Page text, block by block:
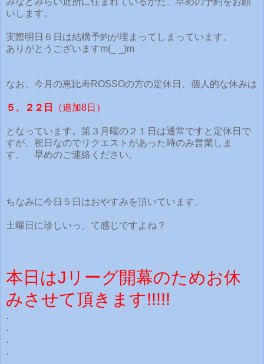
いします。
実際明日６日は結構予約が埋まってしまっています。
ありがとうございますm(_ _)m
なお、今月の恵比寿ROSSOの方の定休日、個人的な休みは
５、２２日 （追加8日）
となっています。第３月曜の２１日は通常ですと定休日で
すが、祝日なのでリクエストがあった時のみ営業しま
す。 早めのご連絡ください。
ちなみに今日５日はおやすみを頂いています。
土曜日に珍しいっ、て感じですよね？
本日はJリーグ開幕のためお休
みさせて頂きます!!!!!
.
.
.
.